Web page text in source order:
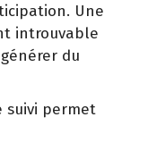
Une
introuvable
du
suivi permet